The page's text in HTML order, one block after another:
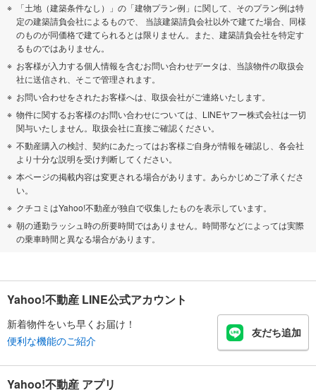
「土地（建築条件なし）」の「建物プラン例」に関して、そのプラン例は特
定の建築請負会社によるもので、 当該建築請負会社以外で建てた場合、同様
のものが同価格で建てられるとは限りません。また、建築請負会社を特定す
るものではありません。
お客様が入力する個人情報を含むお問い合わせデータは、当該物件の取扱会
社に送信され、そこで管理されます。
お問い合わせをされたお客様へは、取扱会社がご連絡いたします。
物件に関するお客様のお問い合わせについては、LINEヤフー株式会社は一切
関与いたしません。取扱会社に直接ご確認ください。
不動産購入の検討、契約にあたってはお客様ご自身が情報を確認し、各会社
より十分な説明を受け判断してください。
本ページの掲載内容は変更される場合があります。あらかじめご了承くださ
い。
クチコミはYahoo!不動産が独自で収集したものを表示しています。
朝の通勤ラッシュ時の所要時間ではありません。時間帯などによっては実際
の乗車時間と異なる場合があります。
Yahoo!不動産 LINE公式アカウント
新着物件をいち早くお届け！
便利な機能のご紹介
友だち追加
Yahoo!不動産 アプリ